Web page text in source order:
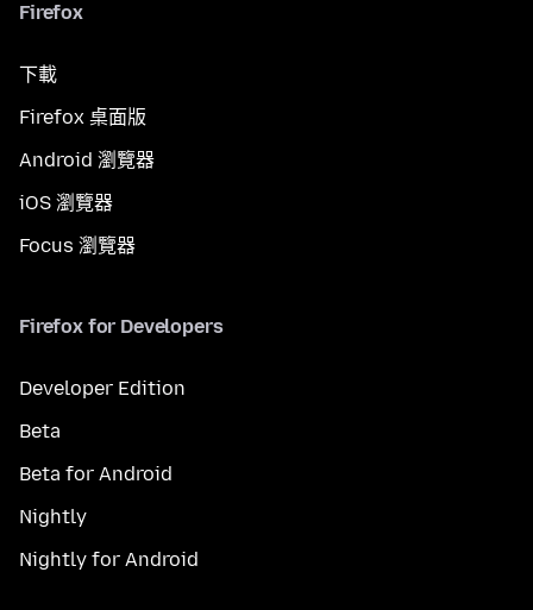
Firefox
下載
Firefox 桌面版
Android 瀏覽器
iOS 瀏覽器
Focus 瀏覽器
Firefox for Developers
Developer Edition
Beta
Beta for Android
Nightly
Nightly for Android